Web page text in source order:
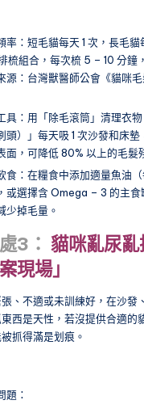
率：短毛貓每天 1 次，長毛
梳組合，每次梳 5 – 10 分鐘
源：台灣獸醫師公會《貓咪
具：用「除毛滾筒」清理衣
頭）」每天吸 1 次沙發和床墊
面，可降低 80% 以上的毛髮
食：在糧食中添加適量魚油
或選擇含 Omega – 3 的主食
少掉毛量。
3： 貓咪亂尿
現場」
、不適或未訓練好，在沙發
西是天性，若沒提供合適的
抓得滿是划痕。
題：